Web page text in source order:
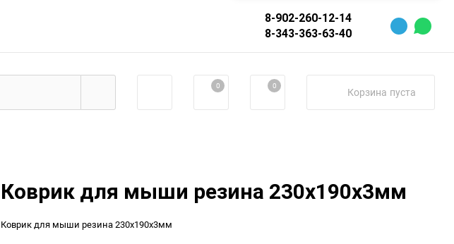
8-902-260-12-14
8-343-363-63-40
0 0 Корзина пуста
Коврик для мыши резина 230x190x3мм
Коврик для мыши резина 230x190x3мм